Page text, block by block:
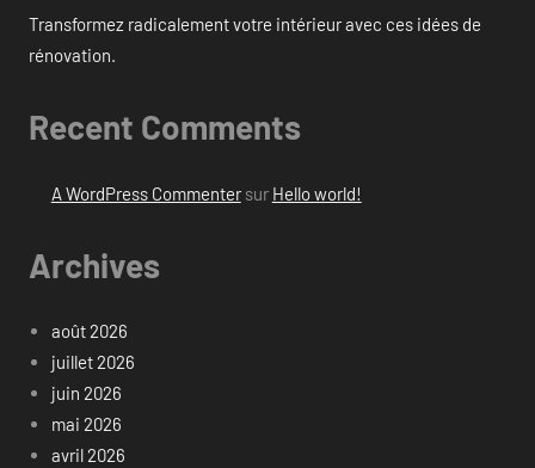
Transformez radicalement votre intérieur avec ces idées de
rénovation.
Recent Comments
A WordPress Commentersur Hello world!
Archives
août 2026
juillet 2026
juin 2026
mai 2026
avril 2026